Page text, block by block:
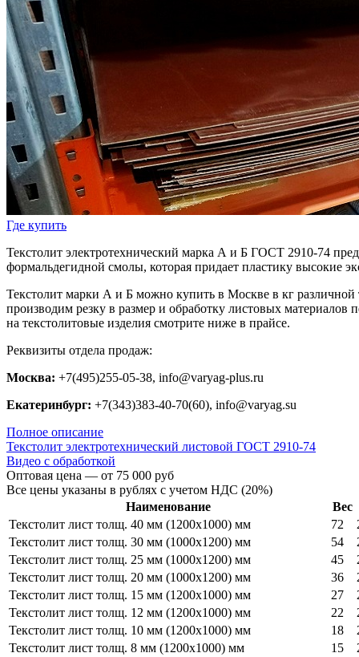
Где купить
Текстолит электротехнический марка А и Б ГОСТ 2910-74
формальдегидной смолы, которая придает пластику высокие
Текстолит марки А и Б можно купить в Москве в кг
производим резку в размер и обработку листовых
на текстолитовые изделия смотрите ниже в прайсе.
Реквизиты отдела продаж:
Москва: +7(495)255-05-38, info@varyag-plus.ru
Екатеринбург: +7(343)383-40-70(60), info@varyag.su
Полное описание
Текстолит электротехнический листовой ГОСТ 2910-74
Видео с обработкой
Оптовая цена — от 75 000 руб
Все цены указаны в рублях с учетом НДС (20%)
Наименование
Вес
Текстолит лист толщ. 40 мм (1200х1000) мм
72
Текстолит лист толщ. 30 мм (1000х1200) мм
54
Текстолит лист толщ. 25 мм (1000х1200) мм
45
Текстолит лист толщ. 20 мм (1000х1200) мм
36
Текстолит лист толщ. 15 мм (1200х1000) мм
27
Текстолит лист толщ. 12 мм (1200х1000) мм
22
Текстолит лист толщ. 10 мм (1200х1000) мм
18
Текстолит лист толщ. 8 мм (1200х1000) мм
15